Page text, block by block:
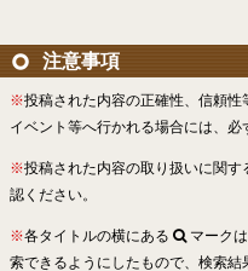
注意事項
※投稿された内容の正確性、信頼
イベント等へ行かれる場合には、必
※投稿された内容の取り扱いに関
認ください。
※各タイトルの横にある
マーク
索できるようにしたもので、検索